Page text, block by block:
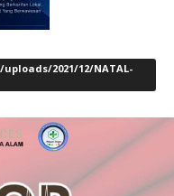
2021/12/NATAL-